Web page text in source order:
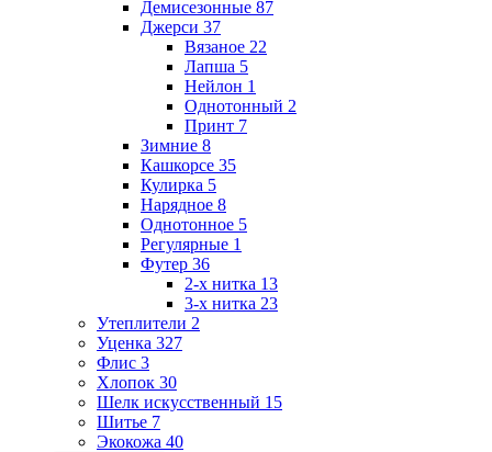
Демисезонные 87
Джерси 37
Вязаное 22
Лапша 5
Нейлон 1
Однотонный 2
Принт 7
Зимние 8
Кашкорсе 35
Кулирка 5
Нарядное 8
Однотонное 5
Регулярные 1
Футер 36
2-х нитка 13
3-х нитка 23
Утеплители 2
Уценка 327
Флис 3
Хлопок 30
Шелк искусственный 15
Шитье 7
Экокожа 40